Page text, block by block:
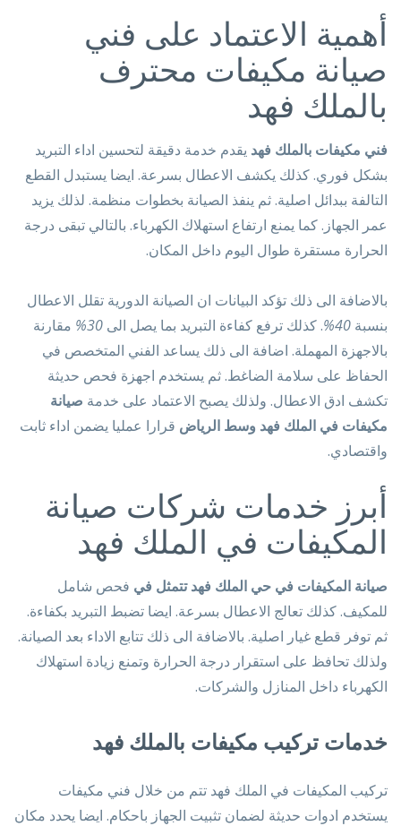
أهمية الاعتماد على فني
صيانة مكيفات محترف
بالملك فهد
فني مكيفات بالملك فهد يقدم خدمة دقيقة لتحسين اداء التبريد
بشكل فوري. كذلك يكشف الاعطال بسرعة. ايضا يستبدل القطع
التالفة ببدائل اصلية. ثم ينفذ الصيانة بخطوات منظمة. لذلك يزيد
عمر الجهاز. كما يمنع ارتفاع استهلاك الكهرباء. بالتالي تبقى درجة
الحرارة مستقرة طوال اليوم داخل المكان.
بالاضافة الى ذلك تؤكد البيانات ان الصيانة الدورية تقلل الاعطال
بنسبة 40% . كذلك ترفع كفاءة التبريد بما يصل الى 30%
مقارنة
بالاجهزة المهملة. اضافة الى ذلك يساعد الفني المتخصص في
الحفاظ على سلامة الضاغط. ثم يستخدم اجهزة فحص حديثة
تكشف ادق الاعطال. ولذلك يصبح الاعتماد على خدمة صيانة
مكيفات في الملك فهد وسط الرياض قرارا عمليا يضمن اداء ثابت
واقتصادي.
أبرز خدمات شركات صيانة
المكيفات في الملك فهد
صيانة المكيفات في حي الملك فهد تتمثل في فحص شامل
للمكيف. كذلك تعالج الاعطال بسرعة. ايضا تضبط التبريد بكفاءة.
ثم توفر قطع غيار اصلية. بالاضافة الى ذلك تتابع الاداء بعد الصيانة.
ولذلك تحافظ على استقرار درجة الحرارة وتمنع زيادة استهلاك
الكهرباء داخل المنازل والشركات.
خدمات تركيب مكيفات بالملك فهد
تركيب المكيفات في الملك فهد تتم من خلال فني مكيفات
يستخدم ادوات حديثة لضمان تثبيت الجهاز باحكام. ايضا يحدد مكان